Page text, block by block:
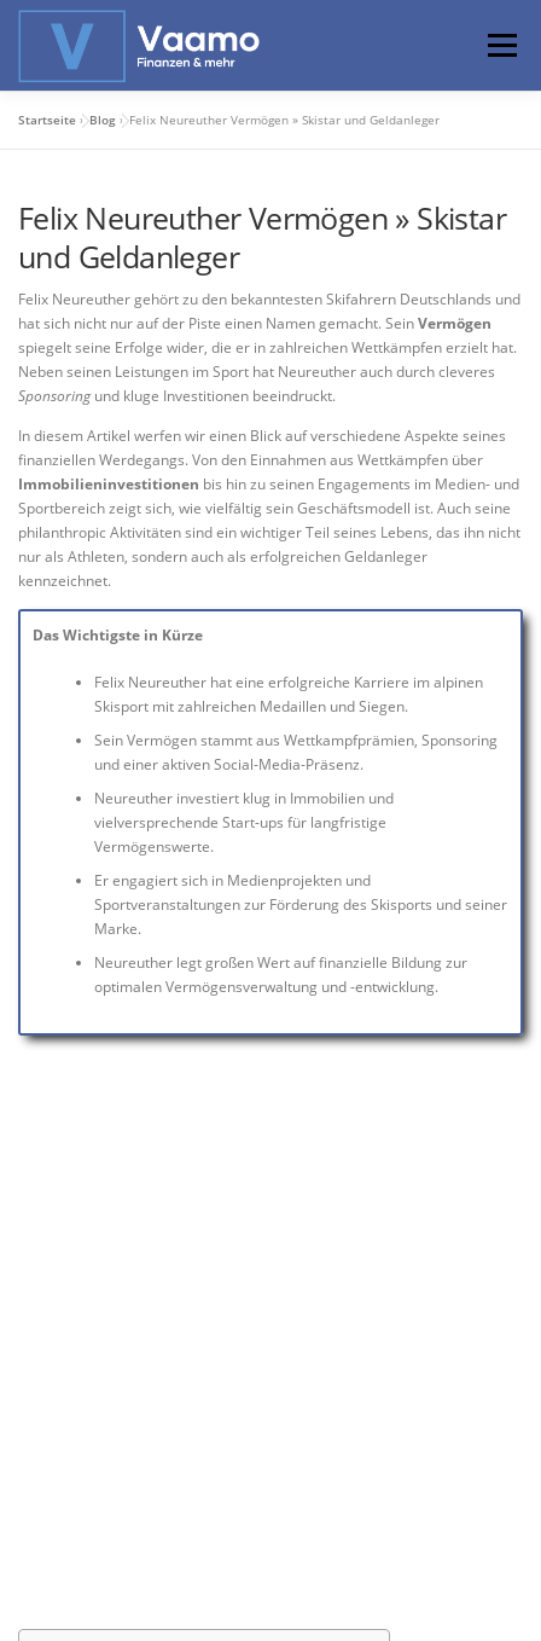
Zum
Menü
PROFIWISSEN ALTERSVORSORGE
PRIVATIER WERDEN
Startseite »Blog »Felix Neureuther Vermögen » Skistar und Geldanleger
Felix Neureuther Vermögen » Skistar
und Geldanleger
Felix Neureuther gehört zu den bekanntesten Skifahrern Deutschlands und
hat sich nicht nur auf der Piste einen Namen gemacht. SeinVermögen
spiegelt seine Erfolge wider, die er in zahlreichen Wettkämpfen erzielt hat.
Neben seinen Leistungen im Sport hat Neureuther auch durch cleveres
Sponsoringund kluge Investitionen beeindruckt.
In diesem Artikel werfen wir einen Blick auf verschiedene Aspekte seines
finanziellen Werdegangs. Von den Einnahmen aus Wettkämpfen über
Immobilieninvestitionen bis hin zu seinen Engagements im Medien- und
Sportbereich zeigt sich, wie vielfältig sein Geschäftsmodell ist. Auch seine
philanthropic Aktivitäten sind ein wichtiger Teil seines Lebens, das ihn nicht
nur als Athleten, sondern auch als erfolgreichen Geldanleger
kennzeichnet.
Das Wichtigste in Kürze
Felix Neureuther hat eine erfolgreiche Karriere im alpinen
Skisport mit zahlreichen Medaillen und Siegen.
Sein Vermögen stammt aus Wettkampfprämien, Sponsoring
und einer aktiven Social-Media-Präsenz.
Neureuther investiert klug in Immobilien und
vielversprechende Start-ups für langfristige
Vermögenswerte.
Er engagiert sich in Medienprojekten und
Sportveranstaltungen zur Förderung des Skisports und seiner
Marke.
Neureuther legt großen Wert auf finanzielle Bildung zur
optimalen Vermögensverwaltung und -entwicklung.